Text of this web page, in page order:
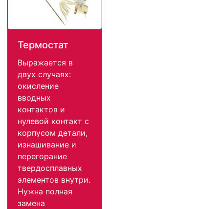
Термостат
Выражается в
двух случаях:
окисление
вводных
контактов и
нулевой контакт с
корпусом детали,
изнашивание и
перегорание
твердосплавных
элементов внутри.
Нужна полная
замена